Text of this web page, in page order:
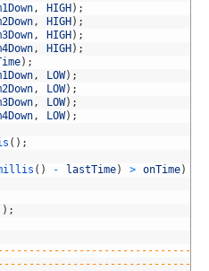
, HIGH) ;
, HIGH) ;
, HIGH) ;
, HIGH) ;
) ;
, LOW) ;
, LOW) ;
, LOW) ;
, LOW) ;
( ) ;
( ) - lastTime) > onTime)
) ;